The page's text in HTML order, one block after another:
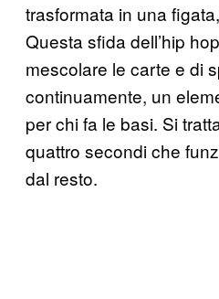
trasformata in una
Questa sfida dell’hip
mescolare le carte e di
continuamente, un
per chi fa le basi. Si
quattro secondi che
dal resto.